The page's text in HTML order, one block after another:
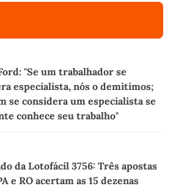
"Se um trabalhador se
especialista, nós o demitimos;
se considera um especialista se
conhece seu trabalho"
da Lotofácil 3756: Três apostas
e RO acertam as 15 dezenas